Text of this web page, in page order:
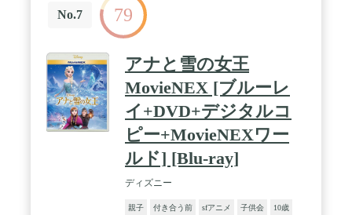
No.7 79
アナと雪の女王
MovieNEX [ブルーレ
イ+DVD+デジタルコ
ピー+MovieNEXワー
ルド] [Blu-ray]
ディズニー
親子 付き合う前 sfアニメ 子供会 10歳